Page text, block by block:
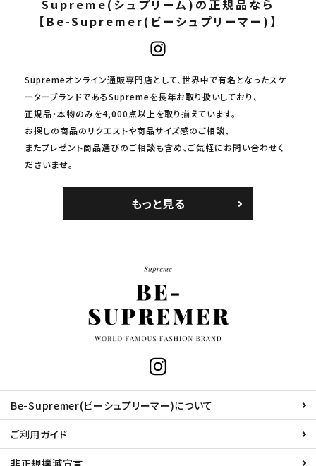
Supreme(シュプリーム)の正規品なら
【Be-Supremer(ビーシュプリーマー)】
Supremeオンライン通販専門店として、世界中で有名となったスケ
ーターブランドであるSupremeを長年お取り扱いしており、
正規品・本物のみを4,000点以上を取り揃えています。
お探しの商品のリクエストや商品サイズ感のご相談、
またプレゼント商品選びのご相談も含め、ご気軽にお問い合わせく
ださいませ。
もっと見る
Be-Supremer(ビーシュプリーマー)について
ご利用ガイド
非正規撲滅宣言